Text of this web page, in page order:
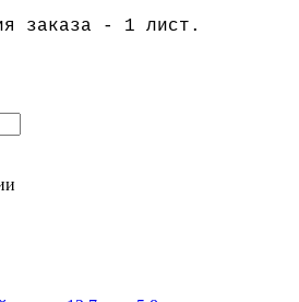
заказа - 1 лист.